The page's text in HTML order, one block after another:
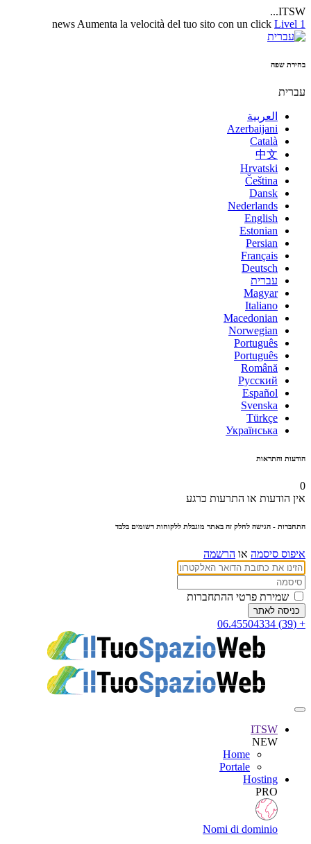
ITSW...
news Aumenta la velocità del tuo sito con un click Livel 1
בחירת שפה
עברית
العربية
Azerbaijani
Català
中文
Hrvatski
Čeština
Dansk
Nederlands
English
Estonian
Persian
Français
Deutsch
עברית
Magyar
Italiano
Macedonian
Norwegian
Português
Português
Română
Русский
Español
Svenska
Türkçe
Українська
הודעות והתראות
0
אין הודעות או התרעות כרגע
התחברות - הגישה לחלק זה באתר מוגבלת ללקוחות רשומים בלבד
איפוס סיסמה או הרשמה
שמירת פרטי ההתחברות
+ (39) 06.45504334
ITSW
NEW
Home
Portale
Hosting
PRO
Nomi di dominio